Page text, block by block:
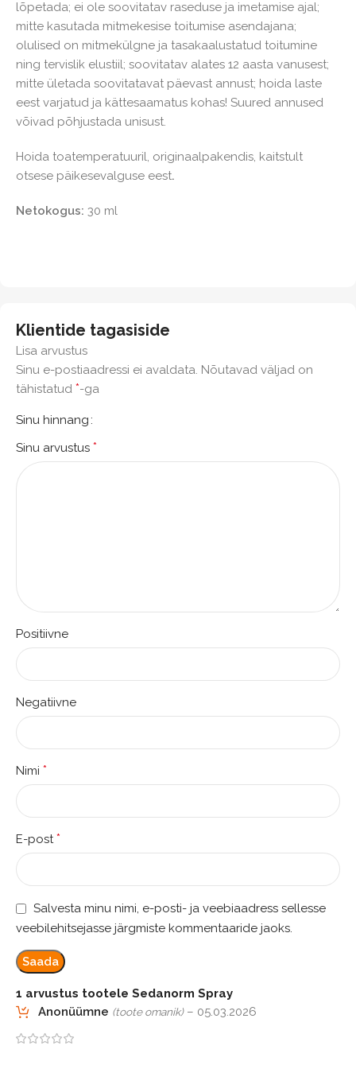
lõpetada; ei ole soovitatav raseduse ja imetamise ajal;
mitte kasutada mitmekesise toitumise asendajana;
olulised on mitmekülgne ja tasakaalustatud toitumine
ning tervislik elustiil; soovitatav alates 12 aasta vanusest;
mitte ületada soovitatavat päevast annust; hoida laste
eest varjatud ja kättesaamatus kohas! Suured annused
võivad põhjustada unisust.
Hoida toatemperatuuril, originaalpakendis, kaitstult
otsese päikesevalguse eest.
Netokogus: 30 ml
Klientide tagasiside
1 arvustus tootele Sedanorm Spray
Anonüümne (toote omanik) – 05.03.2026
Lisa arvustus
Sinu e-postiaadressi ei avaldata. Nõutavad väljad on
tähistatud *-ga
Sinu hinnang
Sinu arvustus *
Positiivne
Negatiivne
Nimi *
E-post*
Salvesta minu nimi, e-posti- ja veebiaadress sellesse
veebilehitsejasse järgmiste kommentaaride jaoks.